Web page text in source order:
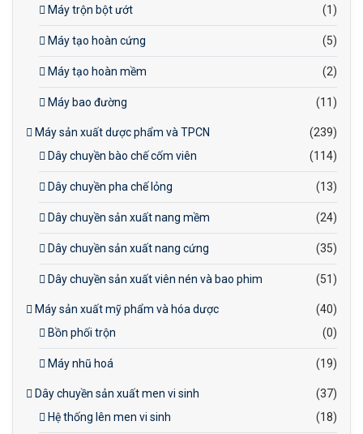
Máy trộn bột ướt (1)
Máy tạo hoàn cứng (5)
Máy tạo hoàn mềm (2)
Máy bao đường (11)
Máy sản xuất dược phẩm và TPCN
(239)
Dây chuyền bào chế cốm viên
(114)
Dây chuyền pha chế lỏng (13)
Dây chuyền sản xuất nang mềm (24)
Dây chuyền sản xuất nang cứng (35)
Dây chuyền sản xuất viên nén và bao phim (51)
Máy sản xuất mỹ phẩm và hóa dược
(40)
Bồn phối trộn
(0)
Máy nhũ hoá (19)
Dây chuyền sản xuất men vi sinh
(37)
Hệ thống lên men vi sinh
(18)